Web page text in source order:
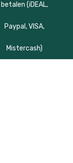
betalen (iDEAL,
Paypal, VISA,
Mistercash)